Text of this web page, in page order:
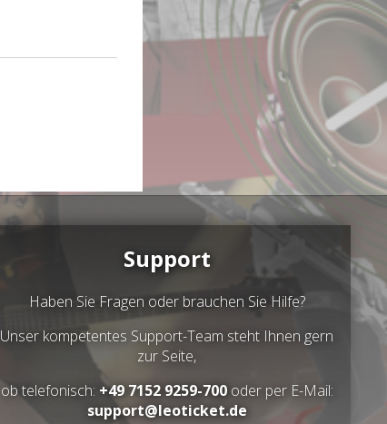
Support
Haben Sie Fragen oder brauchen Sie Hilfe?
Unser kompetentes Support-Team steht Ihnen gern
zur Seite,
ob telefonisch: +49 7152 9259-700oder per E-Mail:
support@leoticket.de